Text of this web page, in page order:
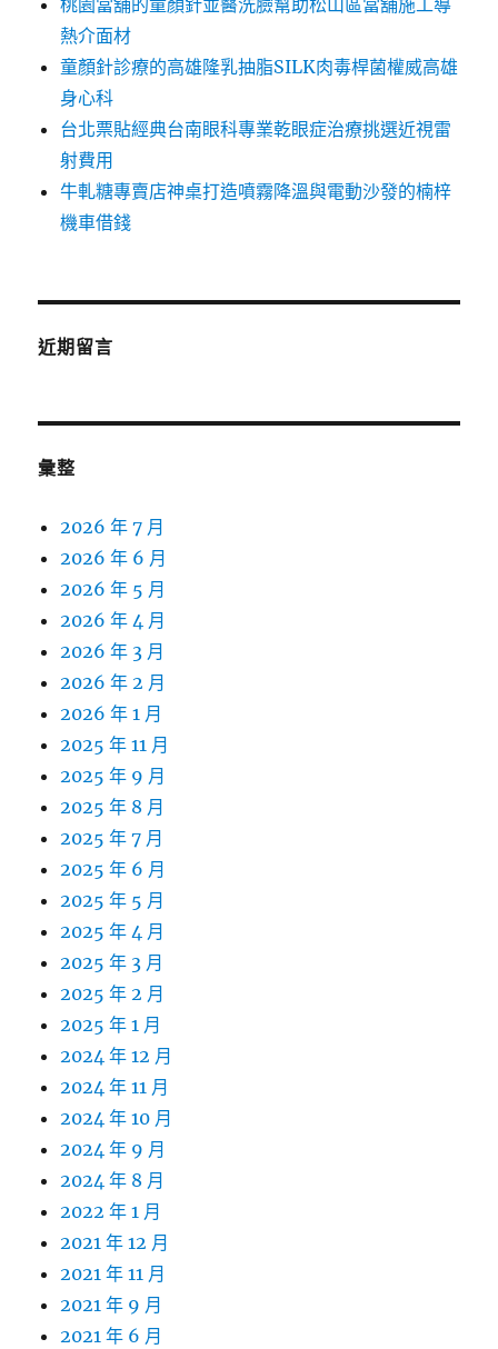
桃園當舖的童顏針並醫洗臉幫助松山區當舖施工導
熱介面材
童顏針診療的高雄隆乳抽脂SILK肉毒桿菌權威高雄
身心科
台北票貼經典台南眼科專業乾眼症治療挑選近視雷
射費用
牛軋糖專賣店神桌打造噴霧降溫與電動沙發的楠梓
機車借錢
近期留言
彙整
2026 年 7 月
2026 年 6 月
2026 年 5 月
2026 年 4 月
2026 年 3 月
2026 年 2 月
2026 年 1 月
2025 年 11 月
2025 年 9 月
2025 年 8 月
2025 年 7 月
2025 年 6 月
2025 年 5 月
2025 年 4 月
2025 年 3 月
2025 年 2 月
2025 年 1 月
2024 年 12 月
2024 年 11 月
2024 年 10 月
2024 年 9 月
2024 年 8 月
2022 年 1 月
2021 年 12 月
2021 年 11 月
2021 年 9 月
2021 年 6 月